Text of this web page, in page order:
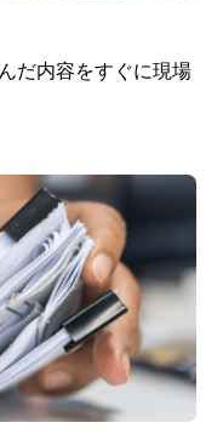
だ内容をすぐに現場